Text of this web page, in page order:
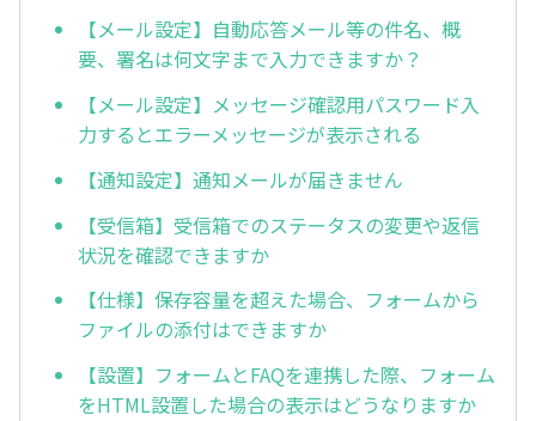
【メール設定】自動応答メール等の件名、概
要、署名は何文字まで入力できますか？
【メール設定】メッセージ確認用パスワード入
力するとエラーメッセージが表示される
【通知設定】通知メールが届きません
【受信箱】受信箱でのステータスの変更や返信
状況を確認できますか
【仕様】保存容量を超えた場合、フォームから
ファイルの添付はできますか
【設置】フォームとFAQを連携した際、フォーム
をHTML設置した場合の表示はどうなりますか